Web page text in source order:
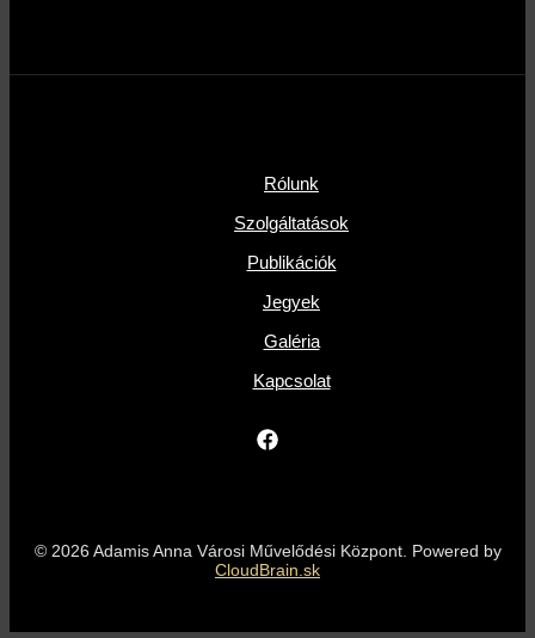
Rólunk
Szolgáltatások
Publikációk
Jegyek
Galéria
Kapcsolat
© 2026 Adamis Anna Városi Művelődési Központ. Powered by
CloudBrain.sk